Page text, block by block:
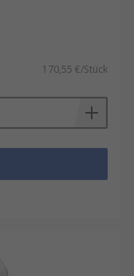
170,55 €/Stück